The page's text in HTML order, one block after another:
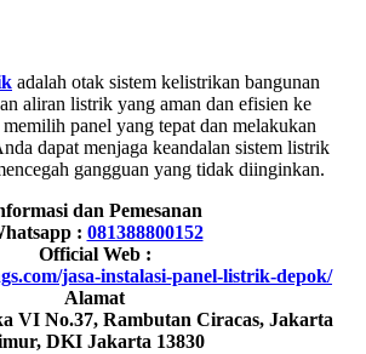
adalah otak sistem kelistrikan bangunan
aliran listrik yang aman dan efisien ke
panel yang tepat dan melakukan
dapat menjaga keandalan sistem listrik
gangguan yang tidak diinginkan.
dan Pemesanan
: 081388800152
Official Web :
jasa-instalasi-panel-listrik-depok/
Alamat
VI No.37, Rambutan Ciracas, Jakarta
DKI Jakarta 13830